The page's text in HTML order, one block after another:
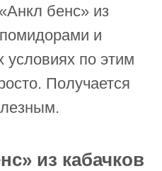
бенс» из
и
по этим
Получается
из кабачков